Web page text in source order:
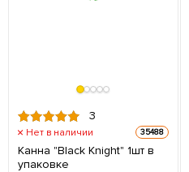
3
Нет в наличии 35488
Канна "Black Knight" 1шт в
упаковке